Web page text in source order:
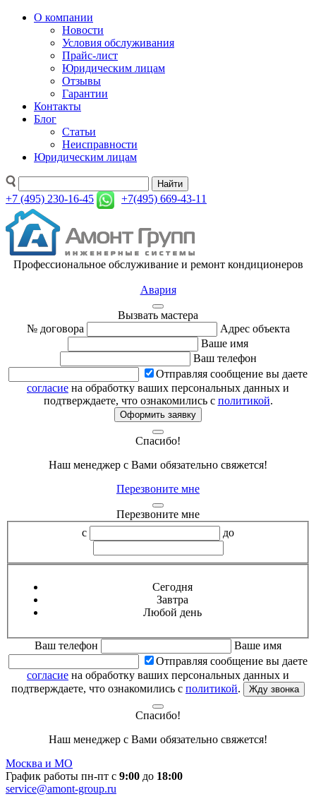
О компании
Новости
Условия обслуживания
Прайс-лист
Юридическим лицам
Отзывы
Гарантии
Контакты
Блог
Статьи
Неисправности
Юридическим лицам
Найти
+7 (495) 230-16-45 +7(495) 669-43-11
Профессиональное обслуживание и ремонт кондиционеров
Авария
Вызвать мастера
№ договора
Адрес объекта
Ваше имя
Ваш телефон
Отправляя сообщение вы даете
согласие на обработку ваших персональных данных и
подтверждаете, что ознакомились с политикой.
Оформить заявку
Спасибо!
Наш менеджер с Вами обязательно свяжется!
Перезвоните мне
Перезвоните мне
с
до
Сегодня
Завтра
Любой день
Ваш телефон
Ваше имя
Отправляя сообщение вы даете
согласие на обработку ваших персональных данных и
подтверждаете, что ознакомились с политикой. Жду звонка
Спасибо!
Наш менеджер с Вами обязательно свяжется!
Москва и МО
График работы пн-пт с 9:00 до 18:00
service@amont-group.ru